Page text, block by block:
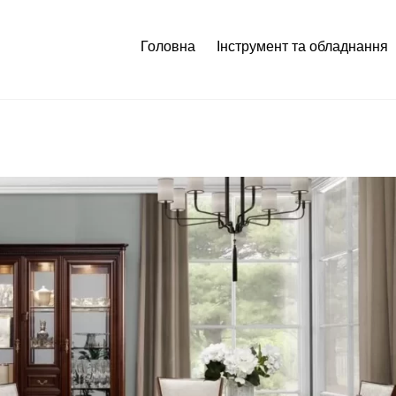
Головна Інструмент та обладнання